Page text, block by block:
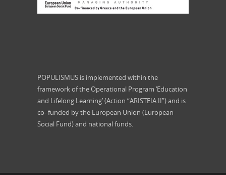
POPULISMUS is implemented within the
framework of the Operational Program ‘Education
and Lifelong Learning’ (Action “ARISTEIA II”) and is
co- funded by the European Union (European
Social Fund) and national funds.